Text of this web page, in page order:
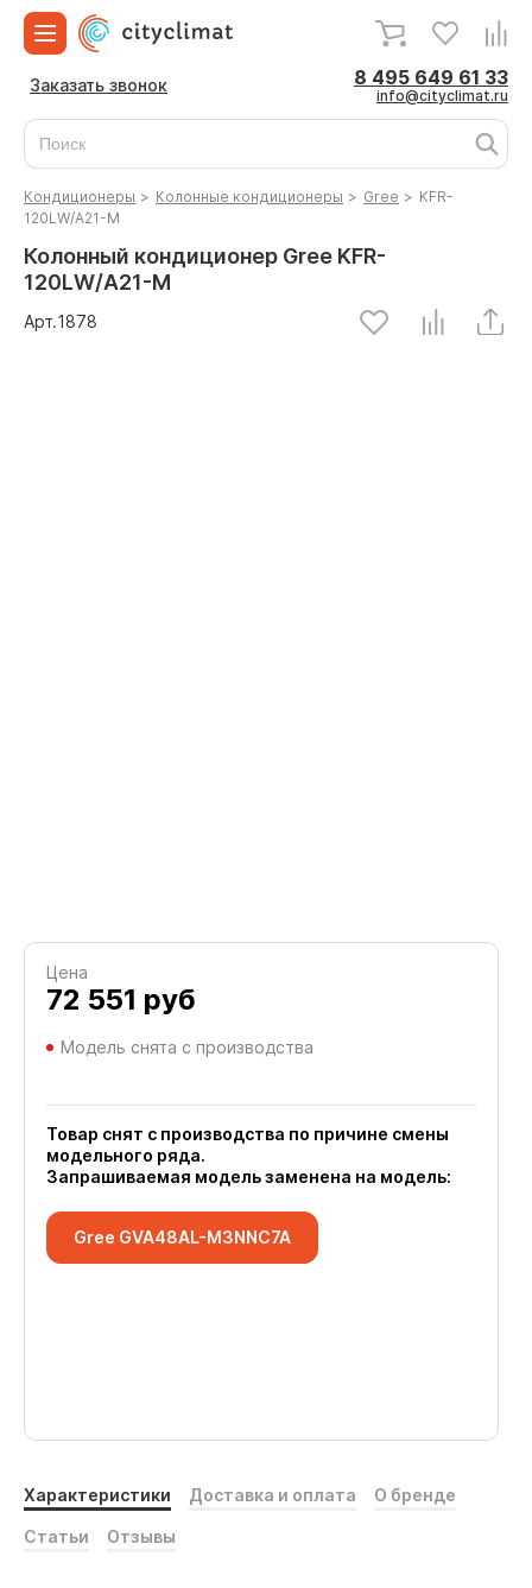
Заказать звонок 8 495 649 61 33
info@cityclimat.ru
Кондиционеры > Колонные кондиционеры > Gree > KFR-
120LW/A21-M
Колонный кондиционер Gree KFR-
120LW/A21-M
Арт.1878
Цена
72 551 руб
Модель снята с производства
Товар снят с производства по причине смены
модельного ряда.
Запрашиваемая модель заменена на модель:
Gree GVA48AL-M3NNC7A
Характеристики Доставка и оплата О бренде
Статьи Отзывы